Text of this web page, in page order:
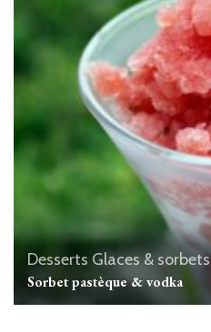
Desserts Glaces & sorbets
Sorbet pastèque & vodka